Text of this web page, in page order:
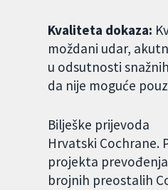
Kvaliteta dokaza:
moždani udar,
u odsutnosti
da nije moguće
Bilješke prijevoda
Hrvatski Cochrane.
projekta
brojnih preostalih